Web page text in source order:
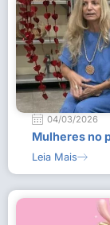
04/03/2026
Mulheres no
Leia Mais